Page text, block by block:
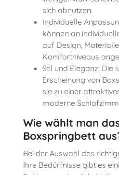
sich abnutzen.
Individuelle
können an
auf Design,
Komfortniveaus
Stil und Eleganz: Die
Erscheinung von
sie zu einer
moderne
Wie wählt man
Boxspringbett
Bei der Auswahl des
Ihre Bedürfnisse gibt es